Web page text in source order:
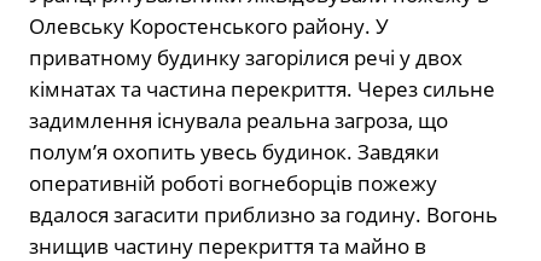
Олевську Коростенського району. У
приватному будинку загорілися речі у двох
кімнатах та частина перекриття. Через сильне
задимлення існувала реальна загроза, що
полум’я охопить увесь будинок. Завдяки
оперативній роботі вогнеборців пожежу
вдалося загасити приблизно за годину. Вогонь
знищив частину перекриття та майно в